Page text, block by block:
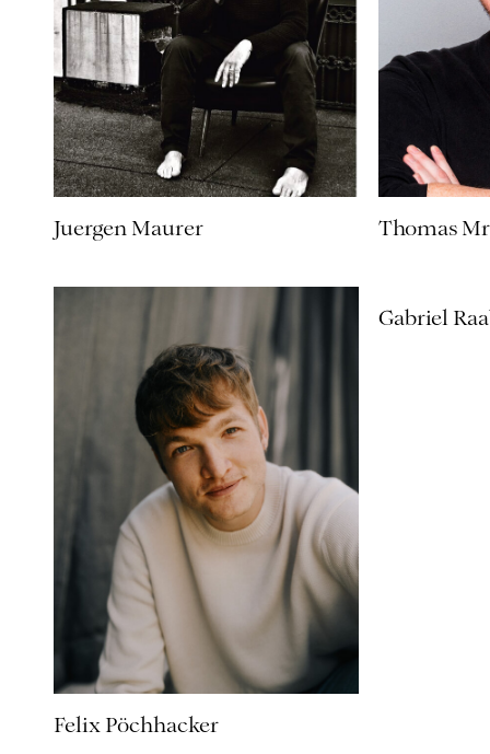
Juergen Maurer Thomas
Felix Pöchhacker
Gabriel